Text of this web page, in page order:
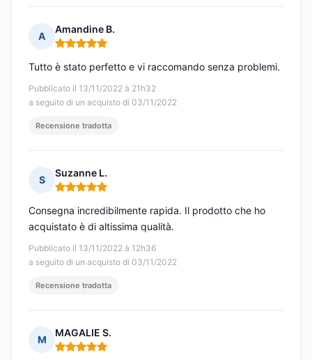
A
Amandine B.
Nota: 5 su 5
Pubblicato il 13/11/2022 à 21h32
a seguito di un acquisto di 03/11/2022
Tutto è stato perfetto e vi raccomando senza problemi.
Recensione tradotta
S
Suzanne L.
Nota: 5 su 5
Pubblicato il 13/11/2022 à 12h36
a seguito di un acquisto di 03/11/2022
Consegna incredibilmente rapida. Il prodotto che ho
acquistato è di altissima qualità.
Recensione tradotta
M
MAGALIE S.
Nota: 5 su 5